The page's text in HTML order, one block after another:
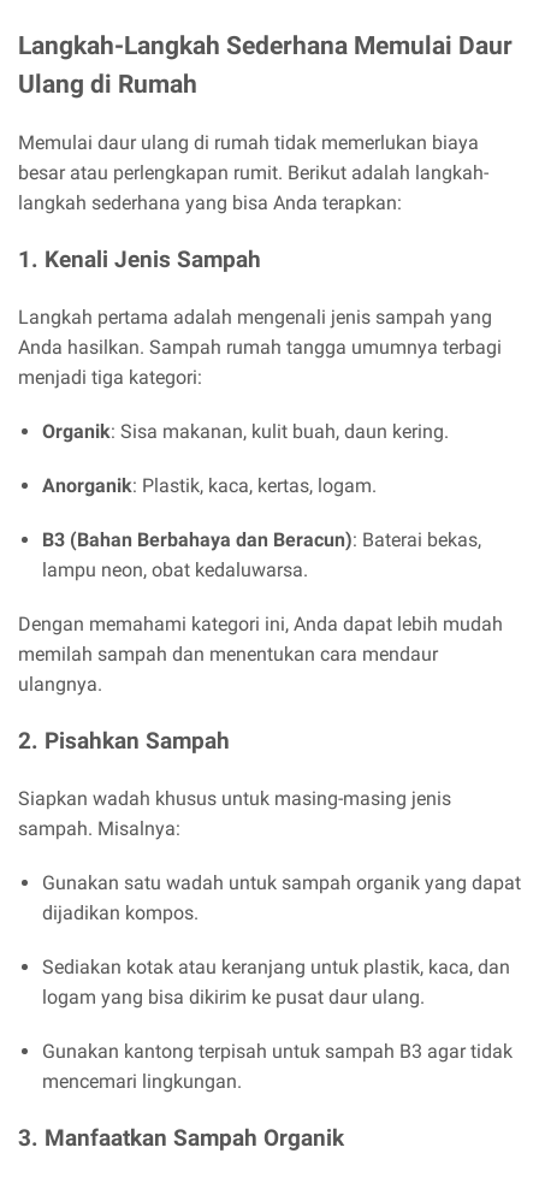
Langkah-Langkah Sederhana Memulai Daur
Ulang di Rumah
Memulai daur ulang di rumah tidak memerlukan biaya
besar atau perlengkapan rumit. Berikut adalah langkah-
langkah sederhana yang bisa Anda terapkan:
1. Kenali Jenis Sampah
Langkah pertama adalah mengenali jenis sampah yang
Anda hasilkan. Sampah rumah tangga umumnya terbagi
menjadi tiga kategori:
Organik: Sisa makanan, kulit buah, daun kering.
Anorganik: Plastik, kaca, kertas, logam.
B3 (Bahan Berbahaya dan Beracun): Baterai bekas,
lampu neon, obat kedaluwarsa.
Dengan memahami kategori ini, Anda dapat lebih mudah
memilah sampah dan menentukan cara mendaur
ulangnya.
2. Pisahkan Sampah
Siapkan wadah khusus untuk masing-masing jenis
sampah. Misalnya:
Gunakan satu wadah untuk sampah organik yang dapat
dijadikan kompos.
Sediakan kotak atau keranjang untuk plastik, kaca, dan
logam yang bisa dikirim ke pusat daur ulang.
Gunakan kantong terpisah untuk sampah B3 agar tidak
mencemari lingkungan.
3. Manfaatkan Sampah Organik